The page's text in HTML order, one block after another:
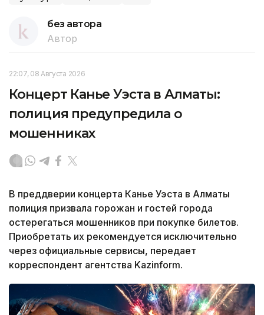
без автора
Автор
22:07, 08 Августа 2026
Концерт Канье Уэста в Алматы:
полиция предупредила о
мошенниках
В преддверии концерта Канье Уэста в Алматы
полиция призвала горожан и гостей города
остерегаться мошенников при покупке билетов.
Приобретать их рекомендуется исключительно
через официальные сервисы, передает
корреспондент агентства Kazinform.